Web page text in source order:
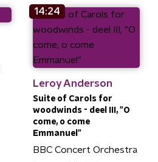
14:24
Leroy Anderson
Suite of Carols for
woodwinds - deel III, "O
come, o come
Emmanuel"
BBC Concert Orchestra